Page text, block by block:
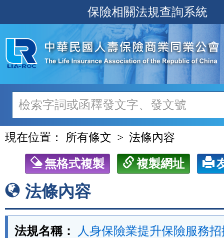
至
主
內
容
保險相關法規查詢系統
現在位置： 所有條文 法條內容
無格式複製 複製網址
法條內容
法規名稱：
人身保險業提升保險服務